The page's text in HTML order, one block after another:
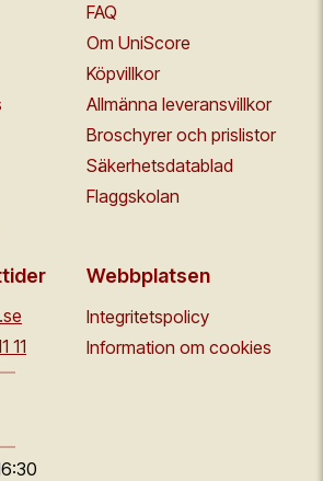
FAQ
Om UniScore
Köpvillkor
Allmänna leveransvillkor
Broschyrer och prislistor
Säkerhetsdatablad
Flaggskolan
11
Webbplatsen
Integritetspolicy
Information om cookies